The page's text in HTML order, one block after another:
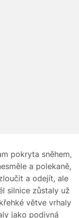
pokryta sněhem,
a polekaně,
a odejít, ale
silnice zůstaly už
větve vrhaly
jako podivná